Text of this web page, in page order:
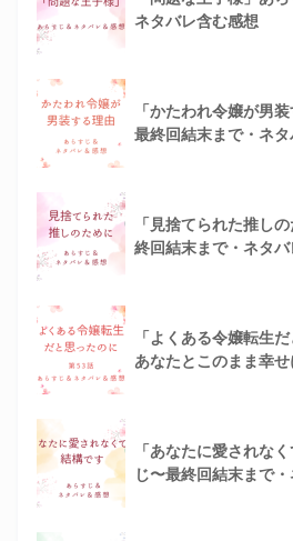
ネタバレ含む感想
「かたわれ令嬢が男
最終回結末まで・ネ
「見捨てられた推し
終回結末まで・ネタ
「よくある令嬢転生
あなたとこのまま幸
「あなたに愛されな
じ〜最終回結末まで